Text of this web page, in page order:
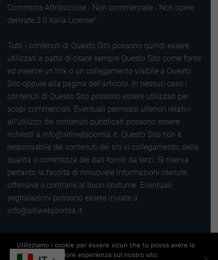
Commons Attribuzione - Non commerciale - Non opere
derivate 3.0 Italia License".
Tutti i contenuti di Questo Sito possono quindi essere
utilizzati a patto di citare sempre Questo Sito come fonte
ed inserire un link o un collegamento visibile a Questo
Sito oppure alla pagina dell'articolo. In nessun caso i
contenuti di Questo Sito possono essere utilizzati per
scopi commerciali. Eventuali permessi ulteriori relativi
all'utilizzo dei contenuti pubblicati possono essere
richiesti a info@sitiwebjoomla.it. Questo Sito non è
responsabile dei contenuti dei siti in collegamento, della
qualità o correttezza dei dati forniti da terzi. Si riserva
pertanto la facoltà di rimuovere informazioni ritenute
offensive o contrarie al buon costume. Eventuali
segnalazioni possono essere inviate a
info@sitiwebjoomla.it.
Copyright 2016 |Termini, privacy e cookie |Sitemap|
Utilizziamo i cookie per essere sicuri che tu possa avere la
migliore esperienza sul nostro sito.